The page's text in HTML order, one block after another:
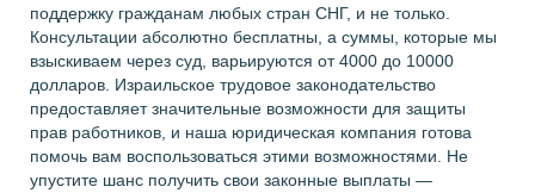
поддержку гражданам любых стран СНГ, и не только.
Консультации абсолютно бесплатны, а суммы, которые мы
взыскиваем через суд, варьируются от 4000 до 10000
долларов. Израильское трудовое законодательство
предоставляет значительные возможности для защиты
прав работников, и наша юридическая компания готова
помочь вам воспользоваться этими возможностями. Не
упустите шанс получить свои законные выплаты —